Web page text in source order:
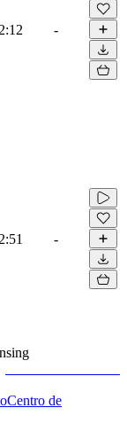
2:12 -
2:51 -
Centro de